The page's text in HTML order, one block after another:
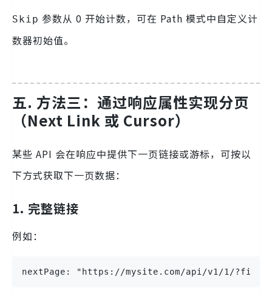
Skip 参数从 0 开始计数，可在 Path 模式中自定义计
数器初始值。
五. 方法三：通过响应属性实现分页
（Next Link 或 Cursor）
某些 API 会在响应中提供下一页链接或游标，可按以
下方式获取下一页数据：
1. 完整链接
例如：
nextPage: "https://mysite.com/api/v1/1/